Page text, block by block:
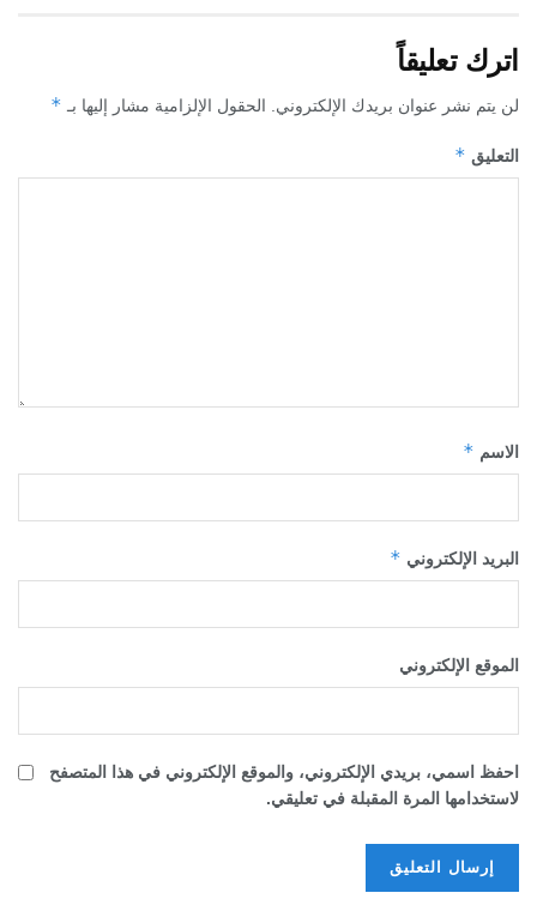
اترك تعليقاً
لن يتم نشر عنوان بريدك الإلكتروني. الحقول الإلزامية مشار إليها بـ *
التعليق *
الاسم *
البريد الإلكتروني *
الموقع الإلكتروني
احفظ اسمي، بريدي الإلكتروني، والموقع الإلكتروني في هذا المتصفح
لاستخدامها المرة المقبلة في تعليقي.